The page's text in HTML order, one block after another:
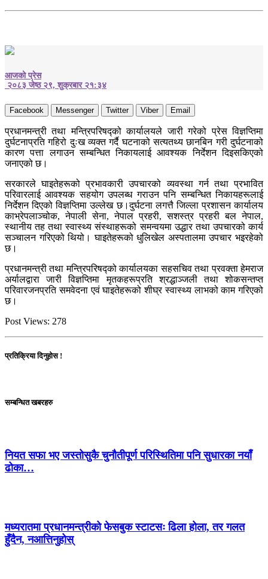
आजको प्रेस
२०८३ जेष्ठ २९, शुक्रबार २१:३४
Facebook Messenger Twitter Viber Email
प्रधानमन्त्री तथा मन्त्रिपरिषद्को कार्यालयले जारी गरेको प्रेस विज्ञप्तिमा
दुर्घटनाप्रति गहिरो दुःख व्यक्त गर्दै घटनाको सत्यतथ्य छानबिन गरी दुर्घटनाको
कारण पत्ता लगाउन सम्बन्धित निकायलाई आवश्यक निर्देशन दिइसकिएको
जनाएको छ।
सरकारले घाइतेहरूको प्रभावकारी उपचारको व्यवस्था गर्न तथा प्रभावित
परिवारलाई आवश्यक सहयोग उपलब्ध गराउन पनि सम्बन्धित निकायहरूलाई
निर्देशन दिएको विज्ञप्तिमा उल्लेख छ।दुर्घटना लगत्तै जिल्ला प्रशासन कार्यालय
काभ्रेपलाञ्चोक, नेपाली सेना, नेपाल प्रहरी, सशस्त्र प्रहरी बल नेपाल,
स्थानीय तह तथा स्वास्थ्य संस्थाहरूको समन्वयमा उद्धार तथा उपचारको कार्य
सञ्चालन गरिएको थियो। घाइतेहरूको धुलिखेल अस्पतालमा उपचार भइरहेको
छ।
प्रधानमन्त्री तथा मन्त्रिपरिषद्को कार्यालयका सहसचिव तथा प्रवक्ता हेमराज
अर्यालद्वारा जारी विज्ञप्तिमा मृतकहरूप्रति श्रद्धाञ्जली तथा शोकसन्तप्त
परिवारजनप्रति समवेदना एवं घाइतेहरूको शीघ्र स्वास्थ्य लाभको काम गरिएको
छ।
Post Views: 278
प्रतिक्रिया दिनुहोस !
सम्बन्धित खबरहरु
नियत सफा भए जस्तोसुकै चुनौतीपूर्ण परिस्थितिमा पनि सुधारका नयाँ
ढोका…
मध्यरातमा प्रधानमन्त्रीको फेसबुक स्टाटसः ढिला होला, तर गलत
हुँदैन, नआत्तिनुहोस्